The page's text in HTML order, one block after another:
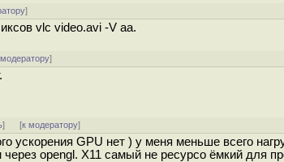
]
vlc video.avi -V aa.
]
] [к модератору]
ускорения GPU нет ) у меня меньше всего
opengl. X11 самый не ресурсо ёмкий для